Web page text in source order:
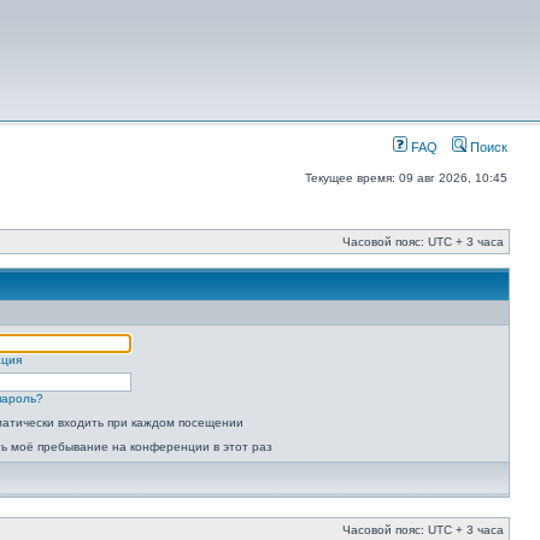
FAQ Поиск
Текущее время: 09 авг 2026, 10:45
Часовой пояс: UTC + 3 часа
входить при каждом посещении
моё пребывание на конференции в этот раз
Часовой пояс: UTC + 3 часа